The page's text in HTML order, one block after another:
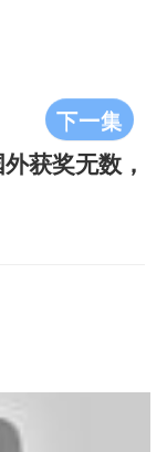
下一集
获奖无数，